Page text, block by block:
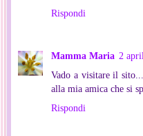
Rispondi
Mamma Maria 2
Vado a visitare il
alla mia amica che si
Rispondi